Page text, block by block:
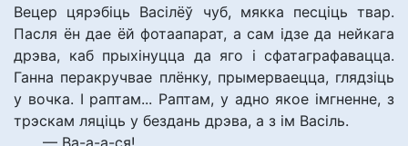
Вецер цярэбіць Васілёў чуб, мякка песціць твар.
Пасля ён дае ёй фотаапарат, а сам ідзе да нейкага
дрэва, каб прыхінуцца да яго і сфатаграфавацца.
Ганна перакручвае плёнку, прымерваецца, глядзіць
у вочка. І раптам... Раптам, у адно якое імгненне, з
трэскам ляціць у бездань дрэва, а з ім Васіль.
— Ва-а-а-ся!